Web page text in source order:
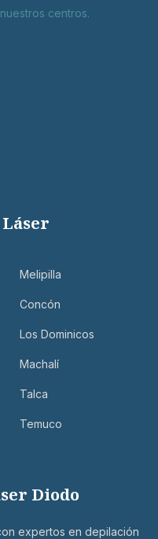
centros.
Melipilla
Concón
Los Dominicos
Machalí
Talca
Temuco
Diodo
expertos en depilación